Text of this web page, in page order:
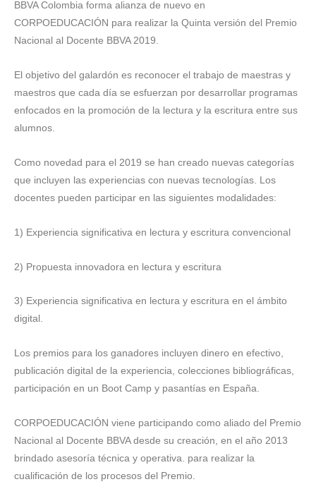
BBVA Colombia forma alianza de nuevo en
CORPOEDUCACIÓN para realizar la Quinta versión del Premio
Nacional al Docente BBVA 2019.
El objetivo del galardón es reconocer el trabajo de maestras y
maestros que cada día se esfuerzan por desarrollar programas
enfocados en la promoción de la lectura y la escritura entre sus
alumnos.
Como novedad para el 2019 se han creado nuevas categorías
que incluyen las experiencias con nuevas tecnologías. Los
docentes pueden participar en las siguientes modalidades:
1) Experiencia significativa en lectura y escritura convencional
2) Propuesta innovadora en lectura y escritura
3) Experiencia significativa en lectura y escritura en el ámbito
digital.
Los premios para los ganadores incluyen dinero en efectivo,
publicación digital de la experiencia, colecciones bibliográficas,
participación en un Boot Camp y pasantías en España.
CORPOEDUCACIÓN viene participando como aliado del Premio
Nacional al Docente BBVA desde su creación, en el año 2013
brindado asesoría técnica y operativa. para realizar la
cualificación de los procesos del Premio.